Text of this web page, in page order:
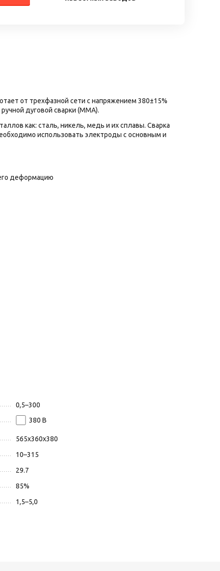
от трехфазной сети с напряжением 380±15%
дуговой сварки (MMA).
как: сталь, никель, медь и их сплавы. Сварка
использовать электроды с основным и
деформацию
0,5–300
380 В
565х360х380
10–315
29.7
85%
1,5–5,0